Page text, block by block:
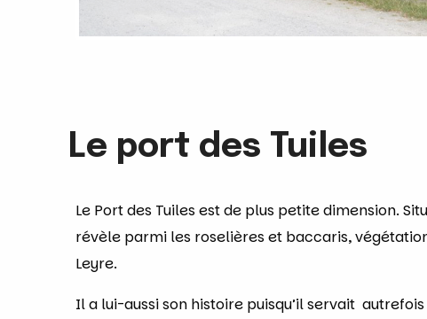
Le port des Tuiles
Le Port des Tuiles est de plus petite dimension.
révèle parmi les roselières et baccaris,
Leyre.
Il a lui-aussi son histoire puisqu’il servait